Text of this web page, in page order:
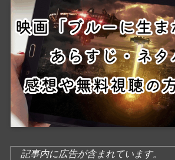
記事内に広告が含まれています。